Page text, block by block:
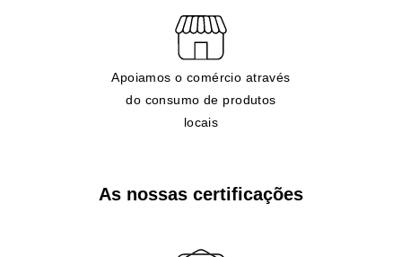
Apoiamos o comércio através
do consumo de produtos
locais
As nossas certificações